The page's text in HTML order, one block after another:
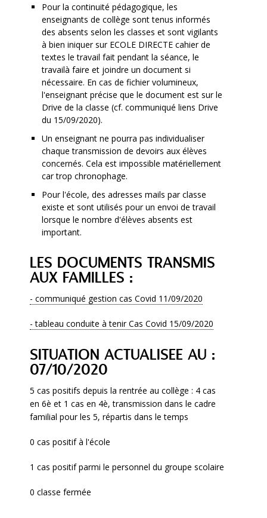
Pour la continuité pédagogique, les
enseignants de collège sont tenus informés
des absents selon les classes et sont vigilants
à bien iniquer sur ECOLE DIRECTE cahier de
textes le travail fait pendant la séance, le
travailà faire et joindre un document si
nécessaire. En cas de fichier volumineux,
l'enseignant précise que le document est sur le
Drive de la classe (cf. communiqué liens Drive
du 15/09/2020).
Un enseignant ne pourra pas individualiser
chaque transmission de devoirs aux élèves
concernés. Cela est impossible matériellement
car trop chronophage.
Pour l'école, des adresses mails par classe
existe et sont utilisés pour un envoi de travail
lorsque le nombre d'élèves absents est
important.
LES DOCUMENTS TRANSMIS
AUX FAMILLES :
- communiqué gestion cas Covid 11/09/2020
- tableau conduite à tenir Cas Covid 15/09/2020
SITUATION ACTUALISEE AU :
07/10/2020
5 cas positifs depuis la rentrée au collège : 4 cas
en 6è et 1 cas en 4è, transmission dans le cadre
familial pour les 5, répartis dans le temps
0 cas positif à l'école
1 cas positif parmi le personnel du groupe scolaire
0 classe fermée